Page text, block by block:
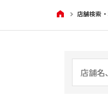
HOME店舗検索